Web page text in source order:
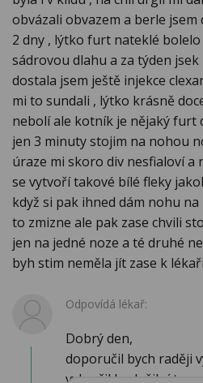
obvázali obvazem a berle
2 dny , lýtko furt nateklé
sádrovou dlahu a za týden
dostala jsem ještě injekce
mi to sundali , lýtko krásně
nebolí ale kotník je nějaký furt
jen 3 minuty stojim na nohou
úraze mi skoro div nesfialoví
se vytvoří takové bílé fleky
když si pak ihned dám nohu
to zmizne ale pak zase chvili
jen na jedné noze a té druhé
byh stim neměla jít zase k
Odpovídá lékař:
Dobrý den,
doporučil bych raději
vyloučil bych žilní